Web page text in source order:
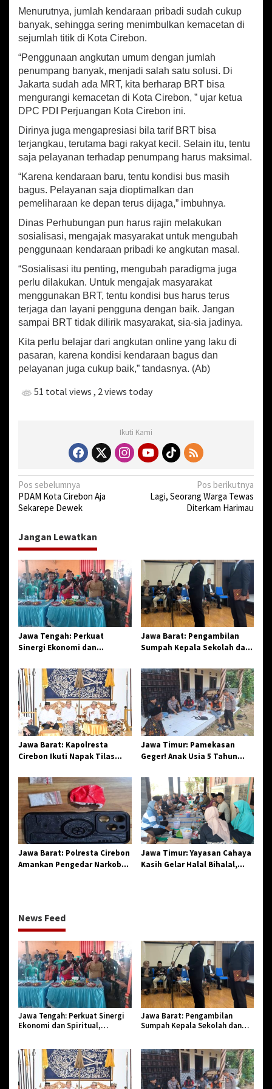
C
e
b
n
D
u
k
n
g
P
n
g
g
n
a
a
B
R
T
p
k
Menurutnya, jumlah kendaraan pribadi sudah cukup
banyak, sehingga sering menimbulkan kemacetan di
sejumlah titik di Kota Cirebon.
“Penggunaan angkutan umum dengan jumlah
penumpang banyak, menjadi salah satu solusi. Di
Jakarta sudah ada MRT, kita berharap BRT bisa
mengurangi kemacetan di Kota Cirebon, ” ujar ketua
DPC PDI Perjuangan Kota Cirebon ini.
Dirinya juga mengapresiasi bila tarif BRT bisa
terjangkau, terutama bagi rakyat kecil. Selain itu, tentu
saja pelayanan terhadap penumpang harus maksimal.
“Karena kendaraan baru, tentu kondisi bus masih
bagus. Pelayanan saja dioptimalkan dan
pemeliharaan ke depan terus dijaga,” imbuhnya.
Dinas Perhubungan pun harus rajin melakukan
sosialisasi, mengajak masyarakat untuk mengubah
penggunaan kendaraan pribadi ke angkutan masal.
“Sosialisasi itu penting, mengubah paradigma juga
perlu dilakukan. Untuk mengajak masyarakat
menggunakan BRT, tentu kondisi bus harus terus
terjaga dan layani pengguna dengan baik. Jangan
sampai BRT tidak dilirik masyarakat, sia-sia jadinya.
Kita perlu belajar dari angkutan online yang laku di
pasaran, karena kondisi kendaraan bagus dan
pelayanan juga cukup baik,” tandasnya. (Ab)
51 total views , 2 views today
Ikuti Kami
N
a
i
g
a
s
i
p
o
Pos sebelumnya
PDAM Kota Cirebon Aja
Sekarepe Dewek
Pos berikutnya
Lagi, Seorang Warga Tewas
Diterkam Harimau
Jangan Lewatkan
Jawa Tengah: Perkuat
Sinergi Ekonomi dan
Jangkar Gelar Halal Bi Halal
di Losari
Jawa Barat: Pengambilan
Sumpah Kepala Sekolah dan
Penegasan Integritas
Aparatur Pendidikan dan
Birokrasi
Jawa Barat: Kapolresta
Cirebon Ikuti Napak Tilas
Sinergi dan Pelestarian
Sejarah
Jawa Timur: Pamekasan
Geger! Anak Usia 5 Tahun
Monyet
Jawa Barat: Polresta Cirebon
Amankan Pengedar Narkoba
Jawa Timur: Yayasan Cahaya
Kasih Gelar Halal Bihalal,
News Feed
Jawa Tengah: Perkuat Sinergi
Ekonomi dan Spiritual,
Jawa Barat: Pengambilan
Sumpah Kepala Sekolah dan
Pendidikan dan Birokrasi